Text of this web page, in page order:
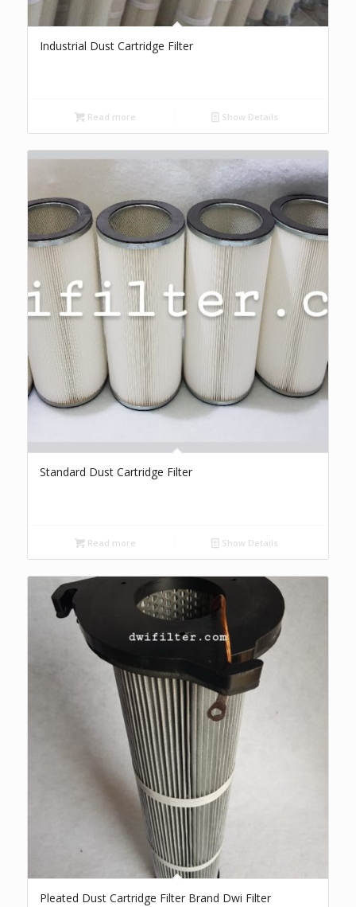
Industrial Dust Cartridge Filter
Read more Show Details
Standard Dust Cartridge Filter
Read more Show Details
Pleated Dust Cartridge Filter Brand Dwi Filter